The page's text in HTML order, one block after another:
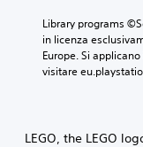
Library programs
in licenza
Europe. Si
visitare
LEGO, the LEGO